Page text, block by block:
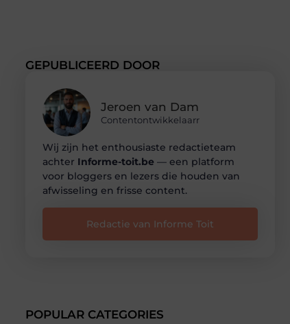
GEPUBLICEERD DOOR
Jeroen van Dam
Contentontwikkelaarr
Wij zijn het enthousiaste redactieteam
achter Informe-toit.be — een platform
voor bloggers en lezers die houden van
afwisseling en frisse content.
Redactie van Informe Toit
POPULAR CATEGORIES